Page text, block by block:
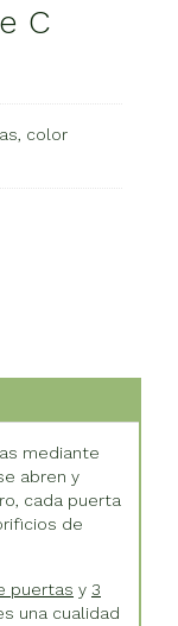
C
color
mediante
abren y
cada puerta
de
puertas y 3
una cualidad